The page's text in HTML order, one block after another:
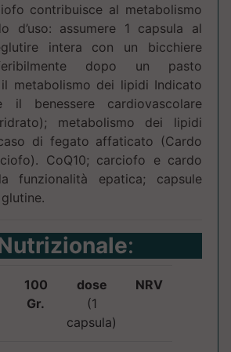
contribuisce al metabolismo
d’uso: assumere 1 capsula al
intera con un bicchiere
dopo un pasto
metabolismo dei lipidi Indicato
il benessere cardiovascolare
metabolismo dei lipidi
di fegato affaticato (Cardo
CoQ10; carciofo e cardo
funzionalità epatica; capsule
:
100
Gr.
dose
(1
capsula)
NRV